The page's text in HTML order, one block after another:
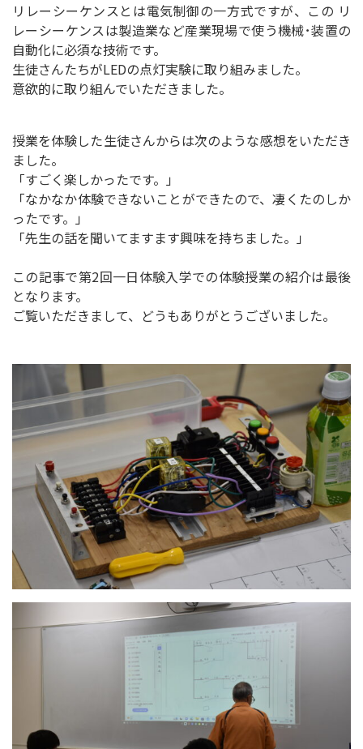
リレーシーケンスとは電気制御の一方式ですが、この リ
レーシーケンスは製造業など産業現場で使う機械･装置の
自動化に必須な技術です。
生徒さんたちがLEDの点灯実験に取り組みました。
意欲的に取り組んでいただきました。
授業を体験した生徒さんからは次のような感想をいただき
ました。
「すごく楽しかったです。」
「なかなか体験できないことができたので、凄くたのしか
ったです。」
「先生の話を聞いてますます興味を持ちました。」
この記事で第2回一日体験入学での体験授業の紹介は最後
となります。
ご覧いただきまして、どうもありがとうございました。